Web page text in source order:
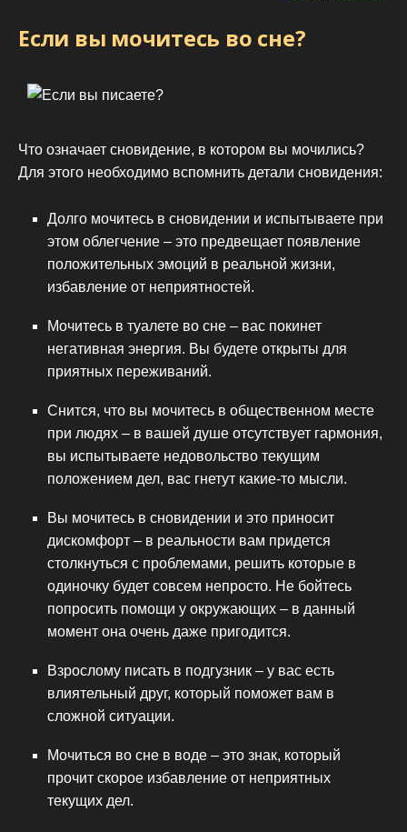
Если вы мочитесь во сне?
Что означает сновидение, в котором вы мочились?
Для этого необходимо вспомнить детали сновидения:
Долго мочитесь в сновидении и испытываете при
этом облегчение – это предвещает появление
положительных эмоций в реальной жизни,
избавление от неприятностей.
Мочитесь в туалете во сне – вас покинет
негативная энергия. Вы будете открыты для
приятных переживаний.
Снится, что вы мочитесь в общественном месте
при людях – в вашей душе отсутствует гармония,
вы испытываете недовольство текущим
положением дел, вас гнетут какие-то мысли.
Вы мочитесь в сновидении и это приносит
дискомфорт – в реальности вам придется
столкнуться с проблемами, решить которые в
одиночку будет совсем непросто. Не бойтесь
попросить помощи у окружающих – в данный
момент она очень даже пригодится.
Взрослому писать в подгузник – у вас есть
влиятельный друг, который поможет вам в
сложной ситуации.
Мочиться во сне в воде – это знак, который
прочит скорое избавление от неприятных
текущих дел.